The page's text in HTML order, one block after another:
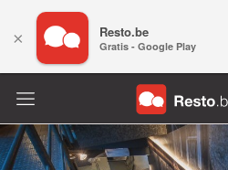
× Resto.be
Gratis - Google Play